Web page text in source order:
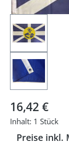
Regulärer
16,42 €
Inhalt: 1 Stück
Preise inkl.